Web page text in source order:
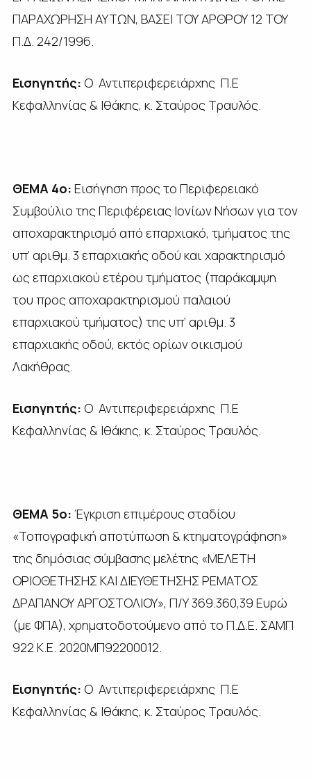
ΠΑΡΑΧΩΡΗΣΗ ΑΥΤΩΝ, ΒΑΣΕΙ ΤΟΥ ΑΡΘΡΟΥ 12 ΤΟΥ
Π.Δ. 242/1996.
Εισηγητής: Ο Αντιπεριφερειάρχης Π.Ε
Κεφαλληνίας & Ιθάκης, κ. Σταύρος Τραυλός.
ΘΕΜΑ 4ο: Εισήγηση προς το Περιφερειακό
Συμβούλιο της Περιφέρειας Ιονίων Νήσων για τον
αποχαρακτηρισμό από επαρχιακό, τμήματος της
υπ’ αριθμ. 3 επαρχιακής οδού και χαρακτηρισμό
ως επαρχιακού ετέρου τμήματος (παράκαμψη
του προς αποχαρακτηρισμού παλαιού
επαρχιακού τμήματος) της υπ’ αριθμ. 3
επαρχιακής οδού, εκτός ορίων οικισμού
Λακήθρας.
Εισηγητής: Ο Αντιπεριφερειάρχης Π.Ε
Κεφαλληνίας & Ιθάκης, κ. Σταύρος Τραυλός.
ΘΕΜΑ 5ο: Έγκριση επιμέρους σταδίου
«Τοπογραφική αποτύπωση & κτηματογράφηση»
της δημόσιας σύμβασης μελέτης «ΜΕΛΕΤΗ
ΟΡΙΟΘΕΤΗΣΗΣ ΚΑΙ ΔΙΕΥΘΕΤΗΣΗΣ ΡΕΜΑΤΟΣ
ΔΡΑΠΑΝΟΥ ΑΡΓΟΣΤΟΛΙΟΥ», Π/Υ 369.360,39 Ευρώ
(με ΦΠΑ), χρηματοδοτούμενο από το Π.Δ.Ε. ΣΑΜΠ
922 Κ.Ε. 2020ΜΠ92200012.
Εισηγητής: Ο Αντιπεριφερειάρχης Π.Ε
Κεφαλληνίας & Ιθάκης, κ. Σταύρος Τραυλός.